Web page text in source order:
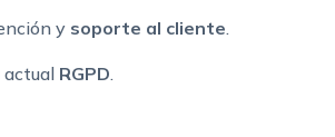
y soporte al cliente.
actual RGPD.